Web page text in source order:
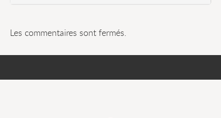
Les commentaires sont fermés.